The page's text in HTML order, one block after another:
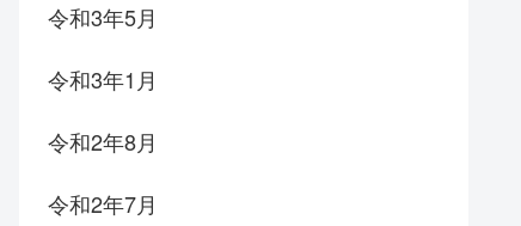
令和3年5月
令和3年1月
令和2年8月
令和2年7月